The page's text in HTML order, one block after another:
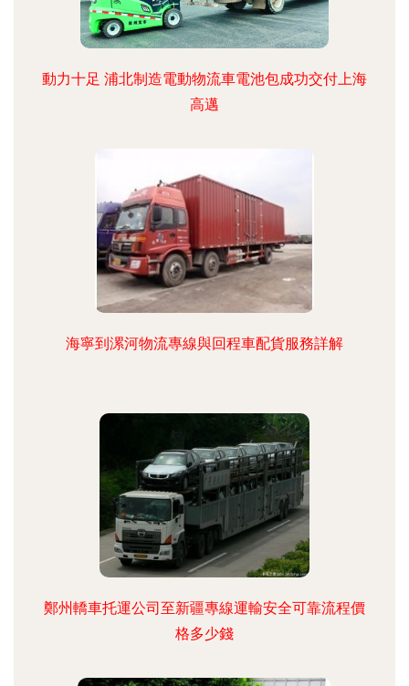
動力十足 浦北制造電動物流車電池包成功交付上海
高邁
海寧到漯河物流專線與回程車配貨服務詳解
鄭州轎車托運公司至新疆專線運輸安全可靠流程價
格多少錢